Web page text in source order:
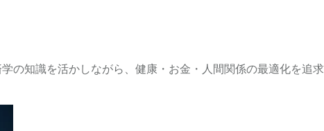
の知識を活かしながら、健康・お金・人間関係の最適化を追